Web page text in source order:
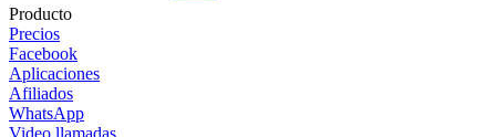
Producto
Precios
Facebook
Aplicaciones
Afiliados
WhatsApp
Video llamadas